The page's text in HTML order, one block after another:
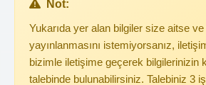
Not:
Yukarıda yer alan bilgiler size aitse
yayınlanmasını istemiyorsanız,
bizimle iletişime geçerek bilgilerinizin
talebinde bulunabilirsiniz. Talebiniz 3